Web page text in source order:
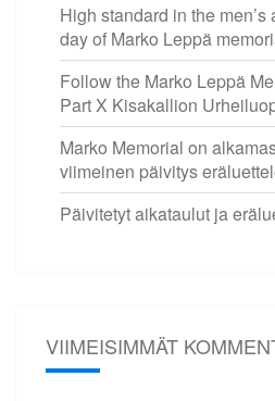
High standard in the
day of Marko Leppä
Follow the Marko Leppä
Part X Kisakallion
Marko Memorial on
viimeinen päivitys
Päivitetyt aikataulut ja
VIIMEISIMMÄT